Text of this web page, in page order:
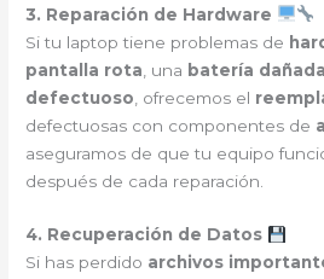
3. Reparación de Hardware
Si tu laptop tiene problemas de
pantalla rota , una batería dañada
defectuoso , ofrecemos el
defectuosas con componentes de
aseguramos de que tu equipo
después de cada reparación.
4. Recuperación de Datos
Si has perdido archivos